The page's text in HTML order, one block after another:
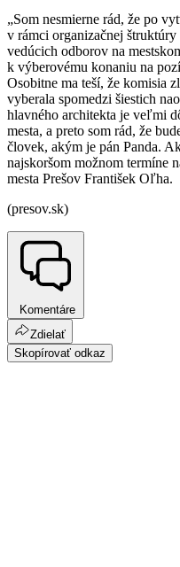
„Som nesmierne rád, že po
v rámci organizačnej
vedúcich odborov na
k výberovému konaniu na
Osobitne ma teší, že komisia
vyberala spomedzi šiestich
hlavného architekta je veľmi
mesta, a preto som rád, že
človek, akým je pán Panda.
najskoršom možnom termíne
mesta Prešov František Oľha.
(presov.sk)
Komentáre
Zdielať
Skopírovať odkaz